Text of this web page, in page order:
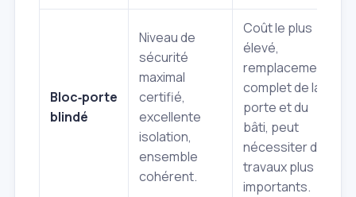
Bloc‑porte
blindé
Niveau de
sécurité
maximal
certifié,
excellente
isolation,
ensemble
cohérent.
Coût le plus
élevé,
remplacement
complet de la
porte et du
bâti, peut
nécessiter des
travaux plus
importants.